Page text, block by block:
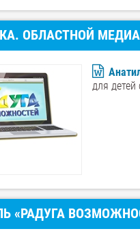
ОБЛАСТНОЙ
для
«РАДУГА